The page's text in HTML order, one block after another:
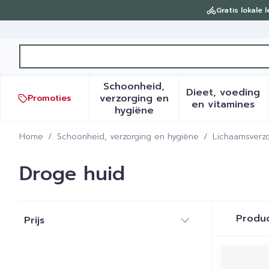
Gratis lokale
Promoties
Schoonheid,
verzorging en
hygiëneToon submenu voor
Dieet, voeding
en vitamines
Toon
Home / Schoonheid, verzorging en hygiëne /
Droge huid
Prijs